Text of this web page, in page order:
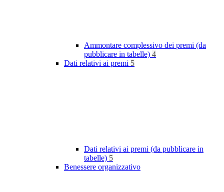
Ammontare complessivo dei premi (da
pubblicare in tabelle) 4
Dati relativi ai premi 5
Dati relativi ai premi (da pubblicare in
tabelle) 5
Benessere organizzativo